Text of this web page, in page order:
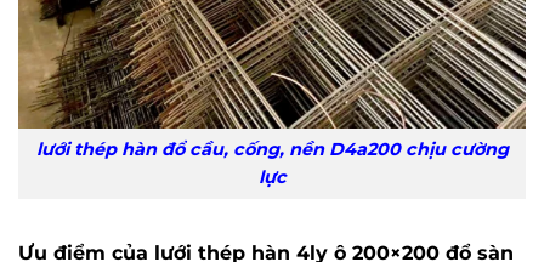
lưới thép hàn đổ cầu, cống, nền D4a200 chịu cường
lực
Ưu điểm của lưới thép hàn 4ly ô 200×200 đổ sàn